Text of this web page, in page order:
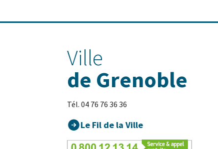
Ville
de Grenoble
Tél. 04 76 76 36 36
Le Fil de la Ville